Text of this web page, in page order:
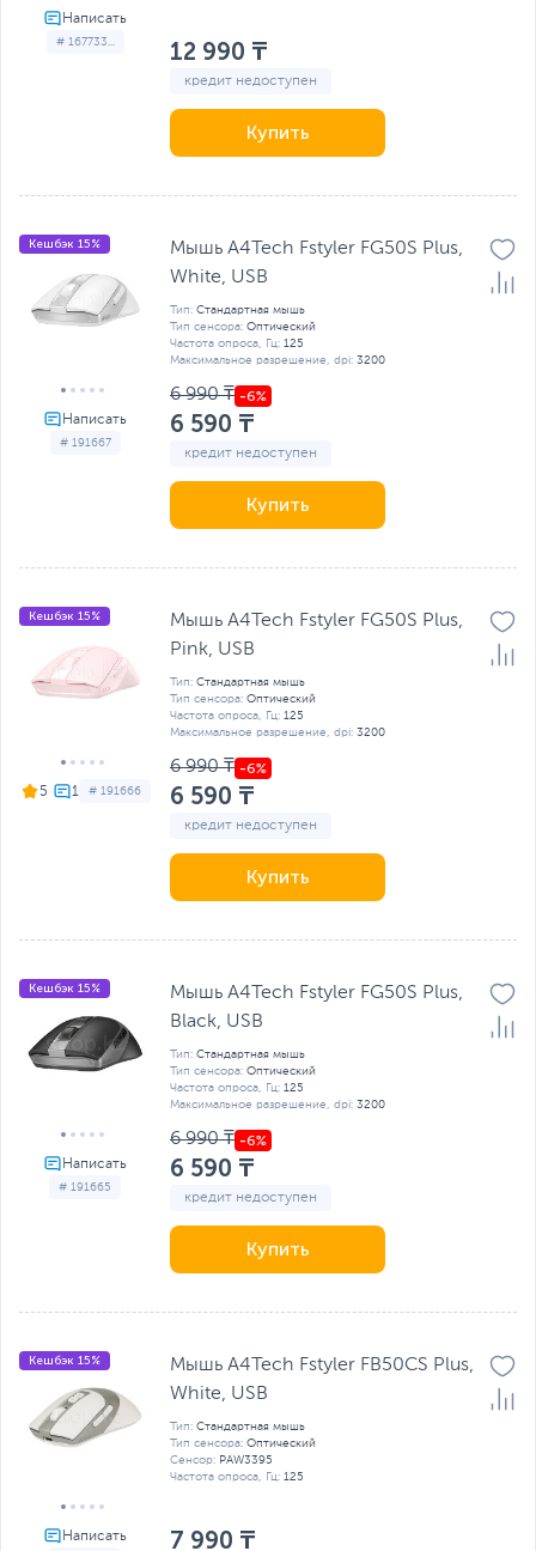
# 167733... 12 990 ₸
кредит недоступен
Купить
# 191667
Кешбэк 15%
Мышь A4Tech Fstyler FG50S Plus,
White, USB
Тип: Стандартная мышь
Тип сенсора: Оптический
Частота опроса, Гц: 125
Максимальное разрешение, dpi: 3200
6 990 ₸
6 590 ₸
кредит недоступен
Купить
5 # 191666
Кешбэк 15%
Мышь A4Tech Fstyler FG50S Plus,
Pink, USB
Тип: Стандартная мышь
Тип сенсора: Оптический
Частота опроса, Гц: 125
Максимальное разрешение, dpi: 3200
6 990 ₸
6 590 ₸
кредит недоступен
Купить
# 191665
Кешбэк 15%
Мышь A4Tech Fstyler FG50S Plus,
Black, USB
Тип: Стандартная мышь
Тип сенсора: Оптический
Частота опроса, Гц: 125
Максимальное разрешение, dpi: 3200
6 990 ₸
6 590 ₸
кредит недоступен
Купить
Кешбэк 15%
Мышь A4Tech Fstyler FB50CS Plus,
White, USB
Тип: Стандартная мышь
Тип сенсора: Оптический
Сенсор: PAW3395
Частота опроса, Гц: 125
7 990 ₸